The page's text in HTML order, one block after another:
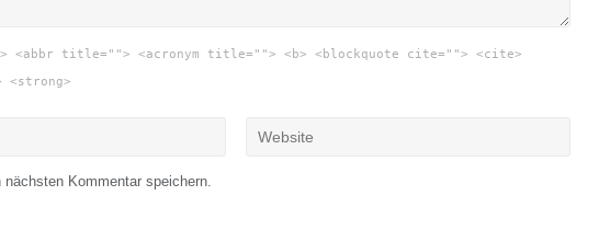
title=""> <acronym title=""> <b> <blockquote cite=""> <cite>
<strong>
Kommentar speichern.